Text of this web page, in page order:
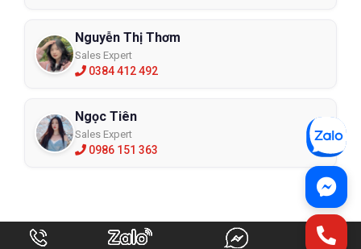
Nguyễn Thị Thơm
Sales Expert
0384 412 492
Ngọc Tiên
Sales Expert
0986 151 363